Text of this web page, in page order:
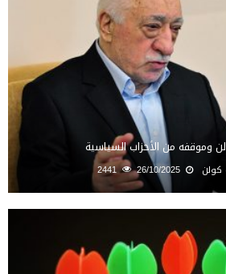
وموقفه من الأحزاب السياسية
كولن 26/10/2025
2441